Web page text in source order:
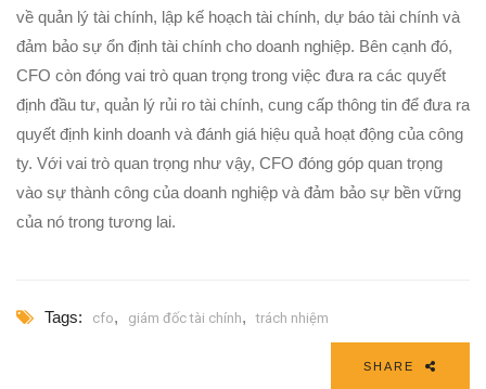
về quản lý tài chính, lập kế hoạch tài chính, dự báo tài chính và
đảm bảo sự ổn định tài chính cho doanh nghiệp. Bên cạnh đó,
CFO còn đóng vai trò quan trọng trong việc đưa ra các quyết
định đầu tư, quản lý rủi ro tài chính, cung cấp thông tin để đưa ra
quyết định kinh doanh và đánh giá hiệu quả hoạt động của công
ty. Với vai trò quan trọng như vậy, CFO đóng góp quan trọng
vào sự thành công của doanh nghiệp và đảm bảo sự bền vững
của nó trong tương lai.
Tags: cfo, giám đốc tài chính, trách nhiệm
SHARE